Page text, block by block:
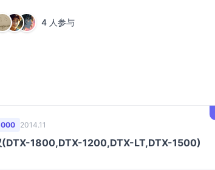
4 人参与
2014.11
(DTX-1800,DTX-1200,DTX-LT,DTX-1500)